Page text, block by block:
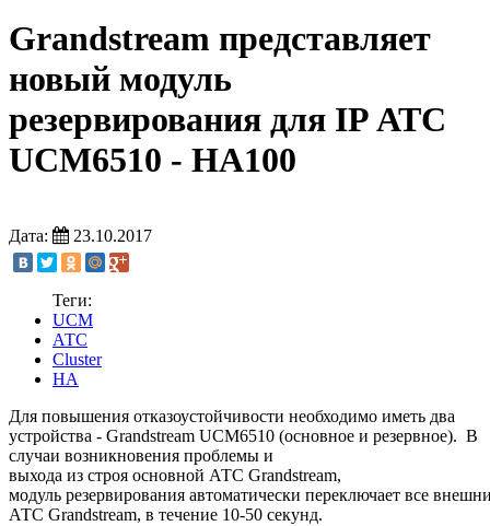
Grandstream представляет
новый модуль
резервирования для IP АТС
UCM6510 - HA100
Дата: 23.10.2017
Теги:
UCM
АТС
Cluster
HA
Для повышения отказоустойчивости необходимо иметь два
устройства - Grandstream UCM6510 (основное и резервное). В
случаи возникновения проблемы и
выхода из строя основной АТС Grandstream,
модуль резервирования автоматически переключает все
АТС Grandstream, в течение 10-50 секунд.